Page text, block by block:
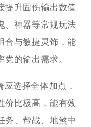
提升固伤输出数值
、神器等常规玩法
合与敏捷灵饰，能
的输出需求。
选择全体加点，
价比极高，能有效
务、帮战、地煞中